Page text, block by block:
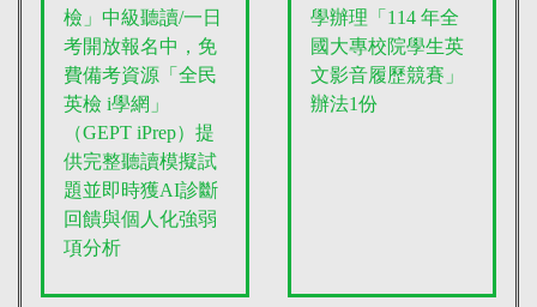
檢」中級聽讀/一日
考開放報名中，免
費備考資源「全民
英檢 i學網」
（GEPT iPrep）提
供完整聽讀模擬試
題並即時獲AI診斷
回饋與個人化強弱
項分析
學辦理「114 年全
國大專校院學生英
文影音履歷競賽」
辦法1份